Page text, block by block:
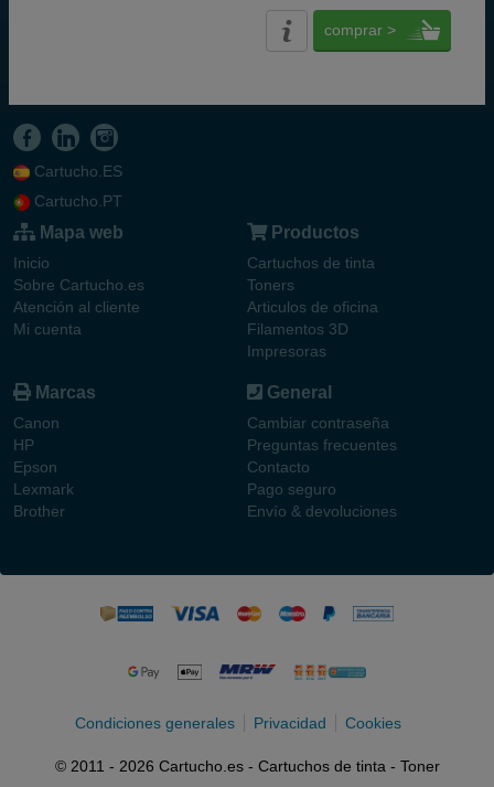
comprar >
Cartucho.ES
Cartucho.PT
Mapa web
Inicio
Sobre Cartucho.es
Atención al cliente
Mi cuenta
Productos
Cartuchos de tinta
Toners
Articulos de oficina
Filamentos 3D
Impresoras
Marcas
Canon
HP
Epson
Lexmark
Brother
General
Cambiar contraseña
Preguntas frecuentes
Contacto
Pago seguro
Envío & devoluciones
Condiciones generales Privacidad Cookies
© 2011 - 2026 Cartucho.es - Cartuchos de tinta - Toner